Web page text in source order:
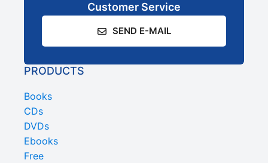
Customer Service
SEND E-MAIL
PRODUCTS
Books
CDs
DVDs
Ebooks
Free